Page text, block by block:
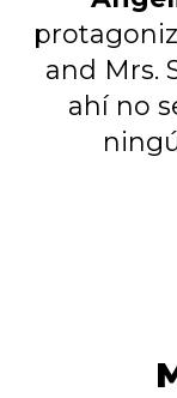
and Mrs.
ahí no